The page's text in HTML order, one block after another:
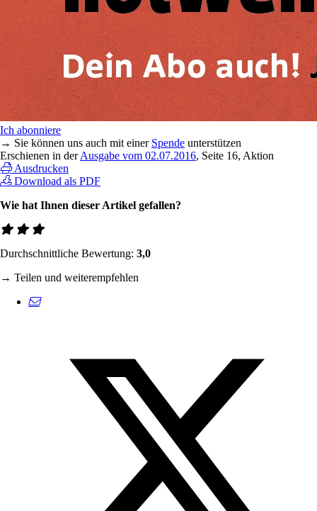
Ich abonniere
→ Sie können uns auch mit einer Spende unterstützen
Erschienen in derAusgabe vom 02.07.2016, Seite 16, Aktion
Ausdrucken
Download als PDF
Wie hat Ihnen dieser Artikel gefallen?
Durchschnittliche Bewertung: 3,0
→ Teilen und weiterempfehlen